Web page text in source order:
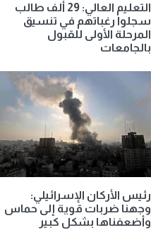
التعليم العالي: 29 ألف طالب
سجلوا رغباتهم في تنسيق
المرحلة الأولى للقبول
بالجامعات
رئيس الأركان الإسرائيلي:
وجهنا ضربات قوية إلى حماس
وأضعفناها بشكل كبير